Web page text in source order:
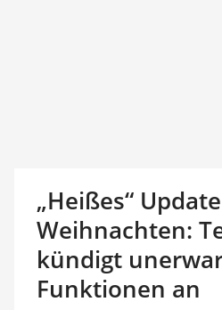
„Heißes“
Weihnachten:
kündigt
Funktionen an